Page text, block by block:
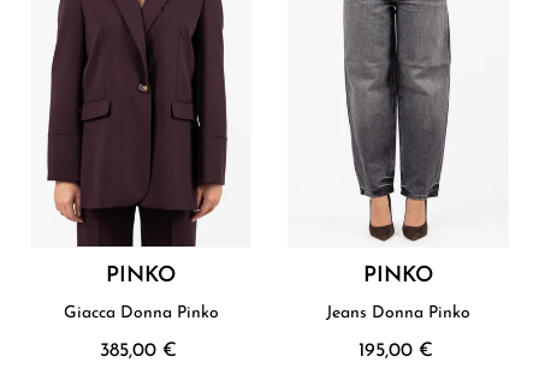
PINKO
Giacca Donna Pinko
385,00 €
PINKO
Jeans Donna Pinko
195,00 €